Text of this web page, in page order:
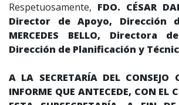
Respetuosamente, FDO. CÉSAR
Director de Apoyo, Dirección
MERCEDES BELLO, Directora
Dirección de Planificación y
A LA SECRETARÍA DEL CONSEJO
INFORME QUE ANTECEDE, CON EL